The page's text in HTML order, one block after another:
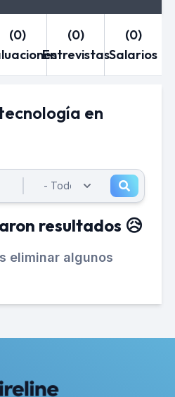
(0)
(0)
Entrevistas
(0)
Salarios
en
resultados 😥
eliminar algunos